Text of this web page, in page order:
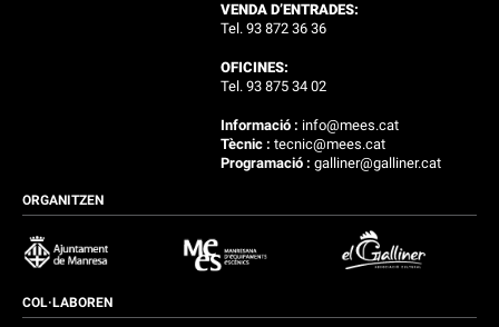
VENDA D’ENTRADES:
Tel. 93 872 36 36
OFICINES:
Tel. 93 875 34 02
Informació : info@mees.cat
Tècnic :tecnic@mees.cat
Programació :galliner@galliner.cat
ORGANITZEN
COL·LABOREN